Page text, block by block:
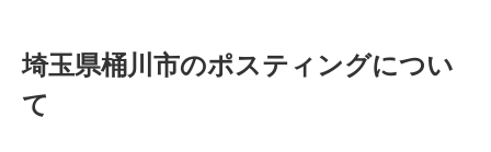
埼玉県桶川市のポスティングについ
て